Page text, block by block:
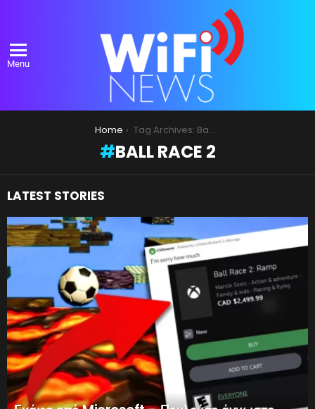
Menu
Home Tag Archives: Ball Race 2
BALL RACE 2
LATEST STORIES